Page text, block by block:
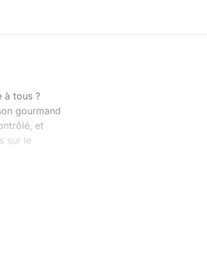
à tous ?
gourmand
et
sur le